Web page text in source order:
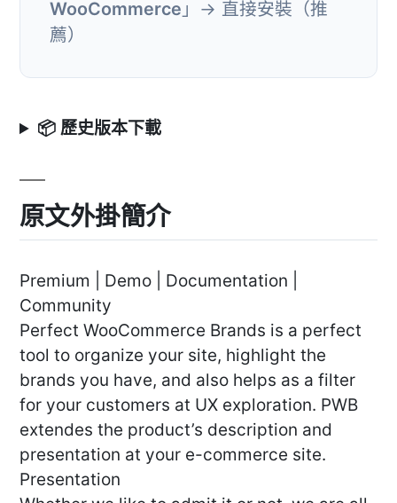
WooCommerce 」→ 直接安裝（推
薦）
📦 歷史版本下載
原文外掛簡介
Premium | Demo | Documentation |
Community
Perfect WooCommerce Brands is a perfect
tool to organize your site, highlight the
brands you have, and also helps as a filter
for your customers at UX exploration. PWB
extendes the product’s description and
presentation at your e-commerce site.
Presentation